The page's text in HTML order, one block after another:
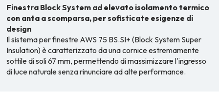
Finestra Block System ad elevato isolamento termico
con anta a scomparsa, per sofisticate esigenze di
design
Il sistema per finestre AWS 75 BS.SI+ (Block System Super
Insulation) è caratterizzato da una cornice estremamente
sottile di soli 67 mm, permettendo di massimizzare l'ingresso
di luce naturale senza rinunciare ad alte performance.